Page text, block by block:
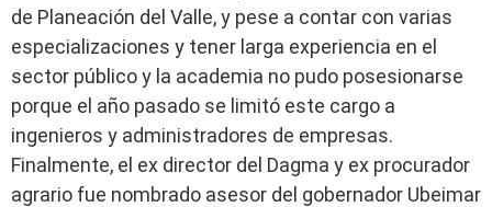
de Planeación del Valle, y pese a contar con varias
especializaciones y tener larga experiencia en el
sector público y la academia no pudo posesionarse
porque el año pasado se limitó este cargo a
ingenieros y administradores de empresas.
Finalmente, el ex director del Dagma y ex procurador
agrario fue nombrado asesor del gobernador Ubeimar